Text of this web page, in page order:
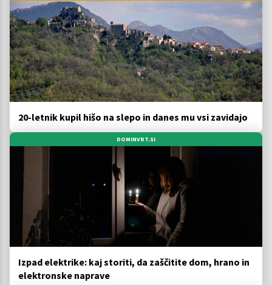
20-letnik kupil hišo na slepo in danes mu vsi zavidajo
DOMINVRT.SI
Izpad elektrike: kaj storiti, da zaščitite dom, hrano in
elektronske naprave